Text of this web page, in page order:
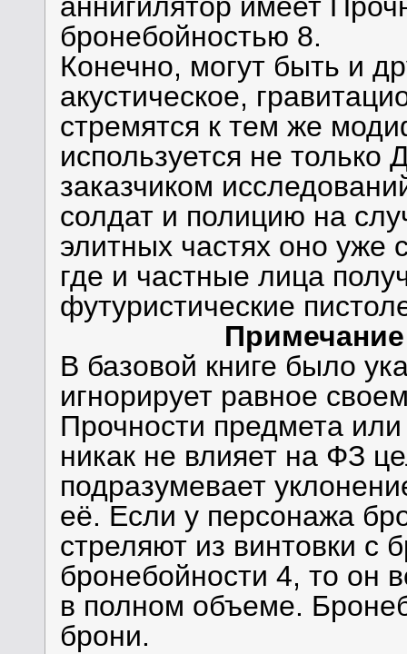
аннигилятор имеет
бронебойностью 8.
Конечно, могут быть и
акустическое,
стремятся к тем же
используется не только
заказчиком
солдат и полицию на
элитных частях оно уже
где и частные лица
футуристические
В базовой книге было
игнорирует равное
Прочности предмета
никак не влияет на ФЗ
подразумевает
её. Если у персонажа
стреляют из винтовки с
бронебойности 4, то он
в полном объеме.
брони.